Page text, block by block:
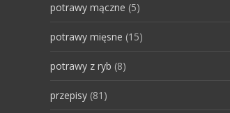
potrawy mączne (5)
potrawy mięsne (15)
potrawy z ryb (8)
przepisy (81)